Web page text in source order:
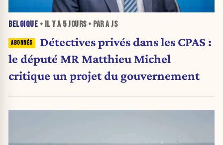
BELGIQUE • IL Y A 5 JOURS• PAR A JS
Détectives privés dans les CPAS :
le député MR Matthieu Michel
critique un projet du gouvernement